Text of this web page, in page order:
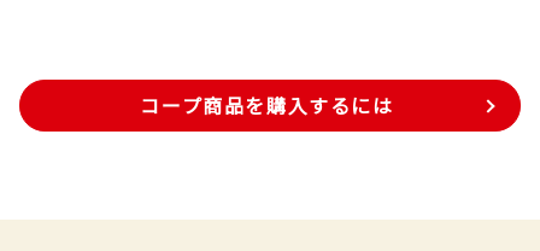
コープ商品を購入するには